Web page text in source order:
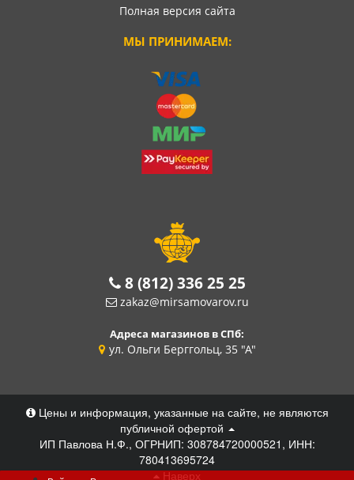
Полная версия сайта
МЫ ПРИНИМАЕМ:
8 (812) 336 25 25
zakaz@mirsamovarov.ru
Адреса магазинов в СПб:
ул. Ольги Берггольц, 35 "А"
Цены и информация, указанные на сайте, не являются
публичной офертой
ИП Павлова Н.Ф., ОГРНИП: 308784720000521, ИНН:
780413695724
Наверх